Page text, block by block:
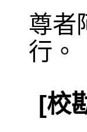
尊者
行。
[校